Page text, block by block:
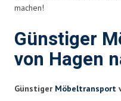
machen!
Günstiger
von Hagen
Günstiger Möbeltransport